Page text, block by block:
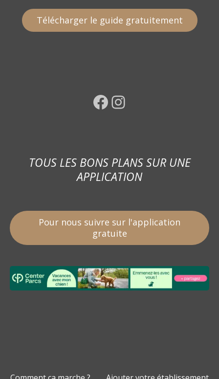
Télécharger le guide gratuitement
Facebook Instagram
TOUS LES BONS PLANS SUR UNE
APPLICATION
Pour nous suivre sur l'application
gratuite